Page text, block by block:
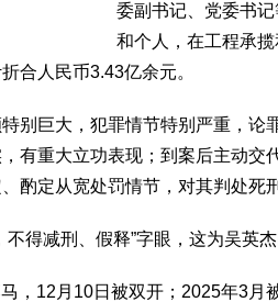
委副书记、党委书
和个人，在工程承
合人民币3.43亿余元。
巨大，犯罪情节特别严重，论
有重大立功表现；到案后主动交
酌定从宽处罚情节，对其判处死
减刑、假释”字眼，这为吴英杰
12月10日被双开；2025年3月被